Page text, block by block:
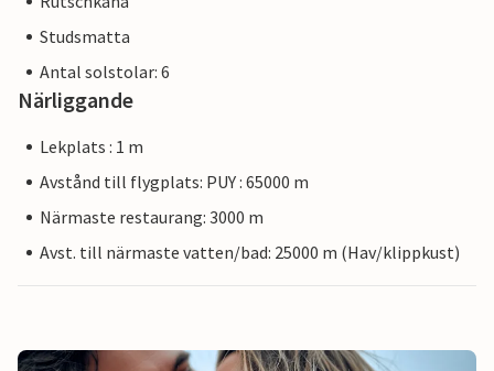
Studsmatta
Antal solstolar: 6
Närliggande
Lekplats : 1 m
Avstånd till flygplats: PUY : 65000 m
Närmaste restaurang: 3000 m
Avst. till närmaste vatten/bad: 25000 m (Hav/klippkust)